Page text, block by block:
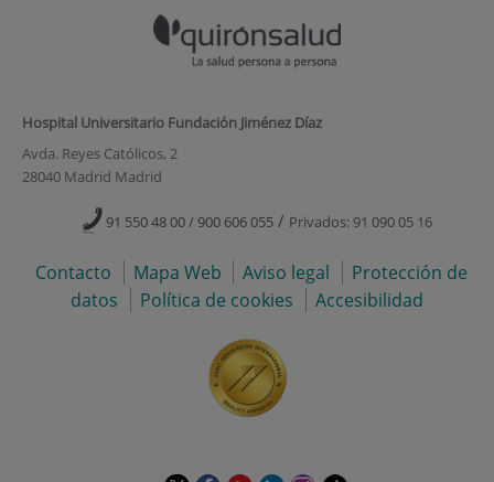
Hospital Universitario Fundación Jiménez Díaz
Avda. Reyes Católicos, 2
28040 Madrid Madrid
91 550 48 00 / 900 606 055 / Privados: 91 090 05 16
Contacto Mapa Web Aviso legal
Protección de
datos
Política de cookies Accesibilidad